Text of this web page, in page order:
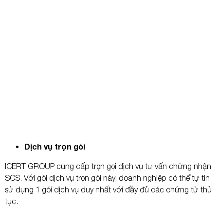
Dịch vụ trọn gói
ICERT GROUP cung cấp trọn gọi dịch vụ tư vấn chứng nhận
SCS. Với gói dịch vụ trọn gói này, doanh nghiệp có thể tự tin
sử dụng 1 gói dịch vụ duy nhất với đầy đủ các chứng từ thủ
tục.